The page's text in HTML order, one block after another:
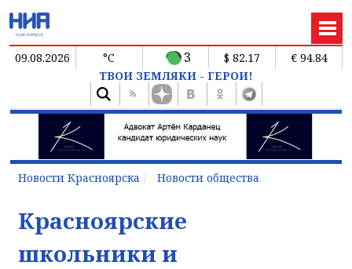
09.08.2026 °C 3 $ 82.17
€ 94.84
ТВОИ ЗЕМЛЯКИ - ГЕРОИ!
Новости Красноярска Новости общества
Красноярские
школьники и